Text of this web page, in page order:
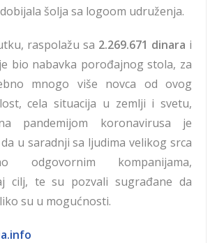
šolja sa logoom udruženja.
raspolažu sa 2.269.671 dinara i
bio nabavka porođajnog stola, za
mnogo više novca od ovog
cela situacija u zemlji i svetu,
pandemijom koronavirusa je
u saradnji sa ljudima velikog srca
odgovornim kompanijama,
cilj, te su pozvali sugrađane da
su u mogućnosti.